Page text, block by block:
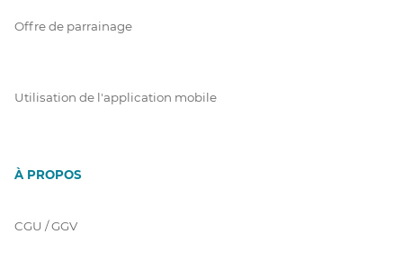
Offre de parrainage
Utilisation de l'application mobile
À PROPOS
CGU / GGV